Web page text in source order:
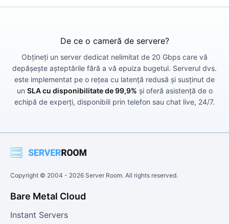
De ce o cameră de servere?
Obțineți un server dedicat nelimitat de 20 Gbps care vă
depășește așteptările fără a vă epuiza bugetul. Serverul dvs.
este implementat pe o rețea cu latență redusă și susținut de
un SLA cu disponibilitate de 99,9% și oferă asistență de o
echipă de experți, disponibili prin telefon sau chat live, 24/7.
Copyright © 2004 - 2026 Server Room. All rights reserved.
Bare Metal Cloud
Instant Servers